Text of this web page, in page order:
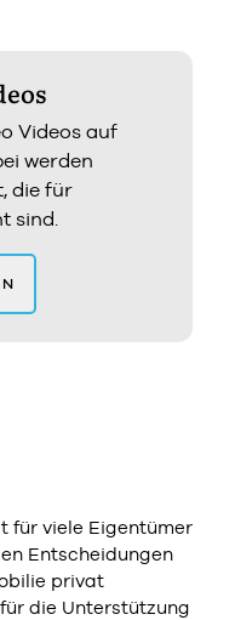
Videos auf
werden
die für
sind.
für viele Eigentümer
Entscheidungen
privat
die Unterstützung